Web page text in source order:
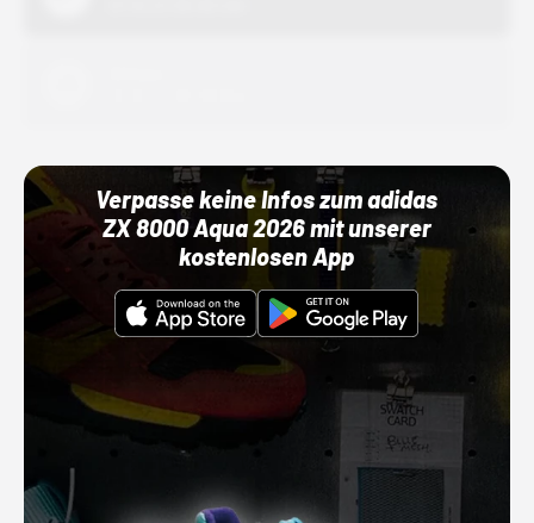
Verpasse keine Infos zum adidas
ZX 8000 Aqua 2026 mit unserer
kostenlosen App